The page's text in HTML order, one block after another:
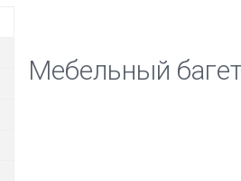
Мебельный